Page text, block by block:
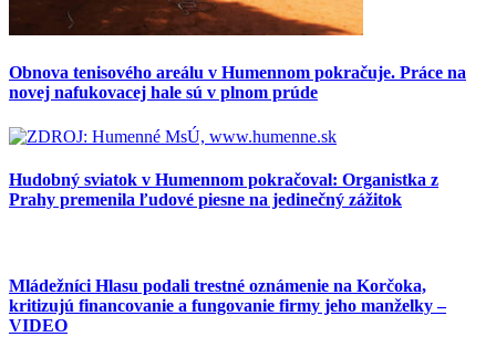
Obnova tenisového areálu v Humennom pokračuje. Práce na
novej nafukovacej hale sú v plnom prúde
Hudobný sviatok v Humennom pokračoval: Organistka z
Prahy premenila ľudové piesne na jedinečný zážitok
Mládežníci Hlasu podali trestné oznámenie na Korčoka,
kritizujú financovanie a fungovanie firmy jeho manželky –
VIDEO